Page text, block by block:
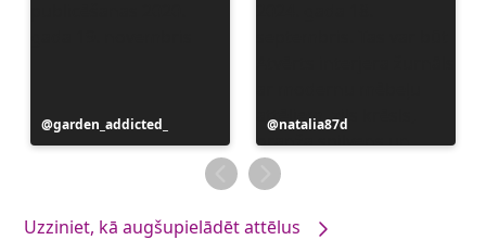
Ierakstu
publicējis
garden_addicted_
Ierakstu
publicējis
natalia87d
Uzziniet, kā augšupielādēt attēlus